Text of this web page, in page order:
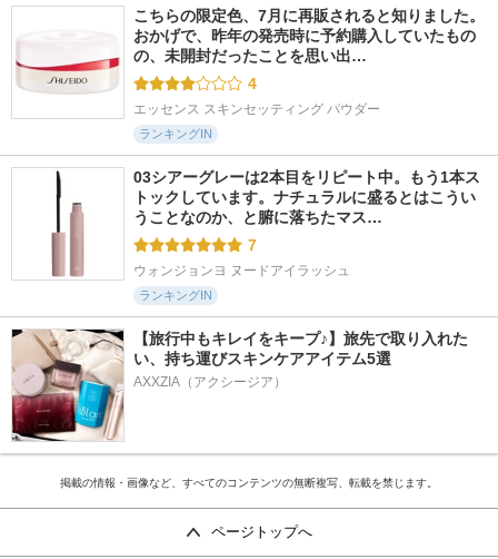
こちらの限定色、7月に再販されると知りました。
おかげで、昨年の発売時に予約購入していたもの
の、未開封だったことを思い出…
4
エッセンス スキンセッティング パウダー
ランキングIN
03シアーグレーは2本目をリピート中。もう1本ス
トックしています。ナチュラルに盛るとはこうい
うことなのか、と腑に落ちたマス…
7
ウォンジョンヨ ヌードアイラッシュ
ランキングIN
【旅行中もキレイをキープ♪】旅先で取り入れた
い、持ち運びスキンケアアイテム5選
AXXZIA（アクシージア）
掲載の情報・画像など、すべてのコンテンツの無断複写、転載を禁じます。
ページトップへ